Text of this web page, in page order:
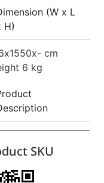
(W x L
H)
x1550x- cm
6 kg
SKU